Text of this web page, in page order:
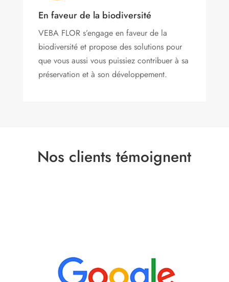
En faveur de la biodiversité
VEBA FLOR s’engage en faveur de la
biodiversité et propose des solutions pour
que vous aussi vous puissiez contribuer à sa
préservation et à son développement.
Nos clients témoignent